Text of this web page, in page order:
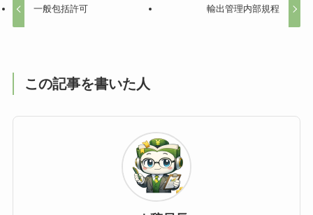
一般包括許可 輸出管理内部規程
この記事を書いた人